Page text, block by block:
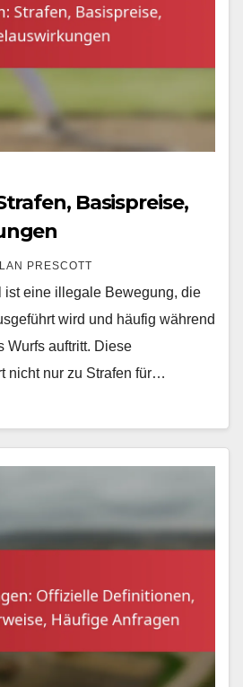
Basispreise,
PRESCOTT
ist eine illegale Bewegung, die
wird und häufig während
Wurfs auftritt. Diese
nicht nur zu Strafen für…